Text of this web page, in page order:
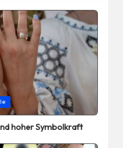
hoher Symbolkraft